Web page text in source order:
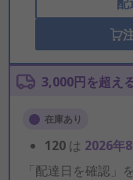
3,000円を超え
在庫あり
120 は 2026年
「配達日を確認」